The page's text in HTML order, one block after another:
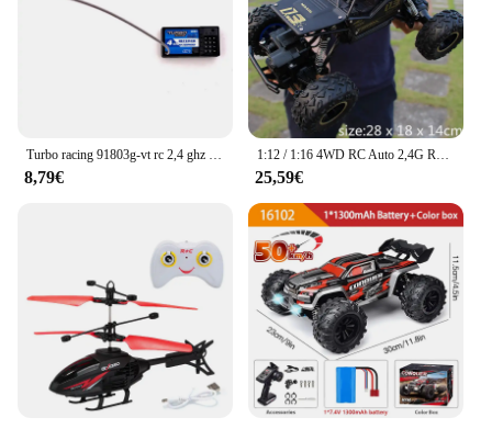
Turbo racing 91803g-vt rc 2,4 ghz 4ch funksender fernbedienung mit 4ch empfänger für rc auto boot pk FS-GT3B
8,79€
1:12 / 1:16 4WD RC Auto 2,4G Radio Control Auto Buggy Off-Road Fernbedienung Autos Lkw Jungen spielzeug für Kinder
25,59€